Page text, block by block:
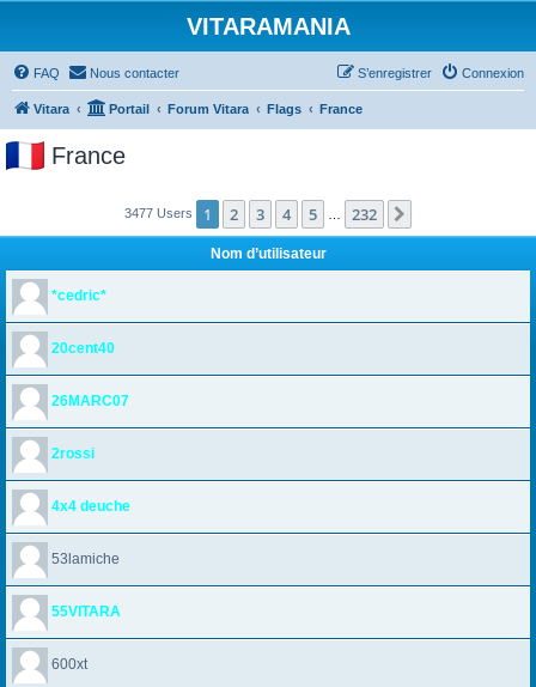
VITARAMANIA
FAQ Nous contacter Connexion
S’enregistrer
Vitara Portail Forum Vitara Flags France
France
3477 Users 1 2 3 4 5 232
Nom d’utilisateur
*cedric*
20cent40
26MARC07
2rossi
4x4 deuche
53lamiche
55VITARA
600xt